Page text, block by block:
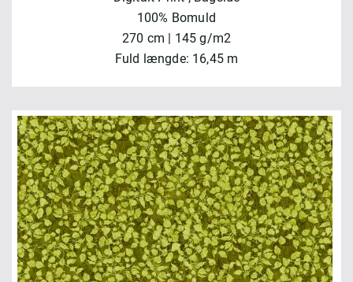
100% Bomuld
270 cm | 145 g/m2
Fuld længde: 16,45 m